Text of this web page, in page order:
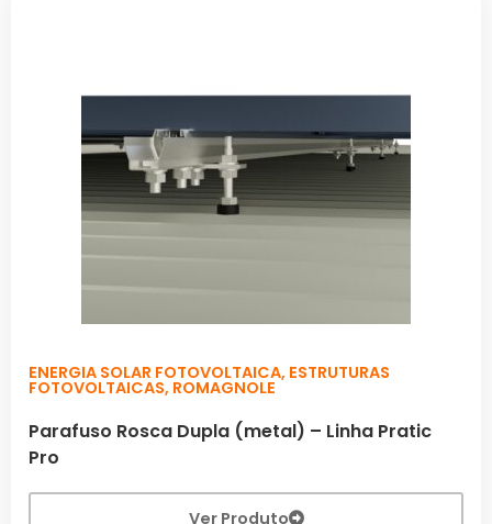
ENERGIA SOLAR FOTOVOLTAICA, ESTRUTURAS
FOTOVOLTAICAS, ROMAGNOLE
Parafuso Rosca Dupla (metal) – Linha Pratic
Pro
Ver Produto